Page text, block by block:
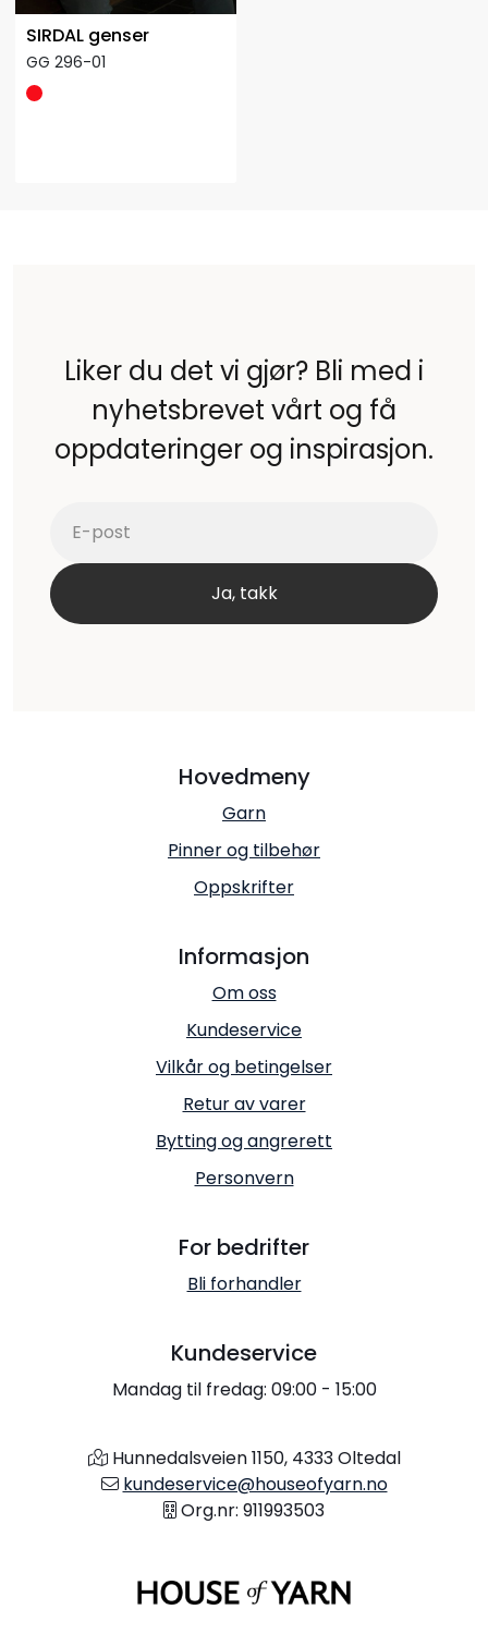
SIRDAL genser
GG 296-01
Liker du det vi gjør? Bli med i
nyhetsbrevet vårt og få
oppdateringer og inspirasjon.
Hovedmeny
Garn
Pinner og tilbehør
Oppskrifter
Informasjon
Om oss
Kundeservice
Vilkår og betingelser
Retur av varer
Bytting og angrerett
Personvern
For bedrifter
Bli forhandler
Kundeservice
Mandag til fredag: 09:00 - 15:00
Hunnedalsveien 1150, 4333 Oltedal
kundeservice@houseofyarn.no
Org.nr: 911993503